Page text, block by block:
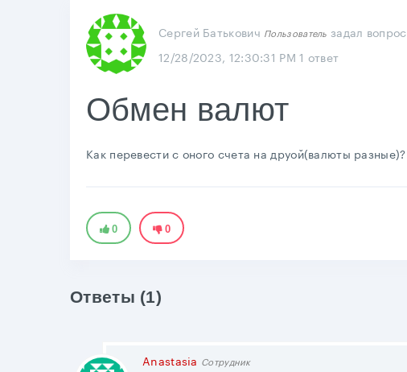
Сергей Батькович Пользователь задал вопрос
12/28/2023, 12:30:31 PM 1 ответ
Обмен валют
Как перевести с оного счета на друой(валюты разные)?
0 0
Ответы (1)
Anastasia Сотрудник